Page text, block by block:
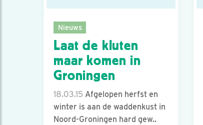
Nieuws
Laat de kluten
maar komen in
Groningen
18.03.15 Afgelopen herfst en
winter is aan de waddenkust in
Noord-Groningen hard gew..